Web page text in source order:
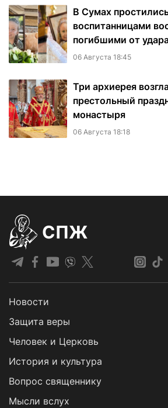
В Сумах
воспитанницами
погибшими от
06 Августа 18:45
Три архиерея
престольный
монастыря
06 Августа 18:18
СПЖ
Новости
Защита веры
Человек и Церковь
История и культура
Вопрос священнику
Мысли вслух